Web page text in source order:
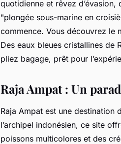
quotidienne et rêvez
"plongée sous-marine en
commence. Vous découvrez le
Des eaux bleues cristallines de
pliez bagage, prêt pour
Raja Ampat : Un
Raja Ampat est une destination
l’archipel indonésien, ce site
poissons multicolores et des